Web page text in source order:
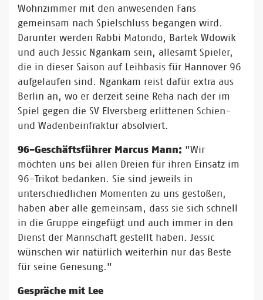
Wohnzimmer mit den anwesenden Fans
gemeinsam nach Spielschluss begangen wird.
Darunter werden Rabbi Matondo, Bartek Wdowik
und auch Jessic Ngankam sein, allesamt Spieler,
die in dieser Saison auf Leihbasis für Hannover 96
aufgelaufen sind. Ngankam reist dafür extra aus
Berlin an, wo er derzeit seine Reha nach der im
Spiel gegen die SV Elversberg erlittenen Schien-
und Wadenbeinfraktur absolviert.
96-Geschäftsführer Marcus Mann: "Wir
möchten uns bei allen Dreien für ihren Einsatz im
96-Trikot bedanken. Sie sind jeweils in
unterschiedlichen Momenten zu uns gestoßen,
haben aber alle gemeinsam, dass sie sich schnell
in die Gruppe eingefügt und auch immer in den
Dienst der Mannschaft gestellt haben. Jessic
wünschen wir natürlich weiterhin nur das Beste
für seine Genesung."
Gespräche mit Lee